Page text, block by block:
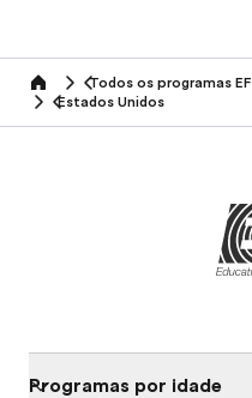
home Todos os programas EF
Estados Unidos
Programas por idade